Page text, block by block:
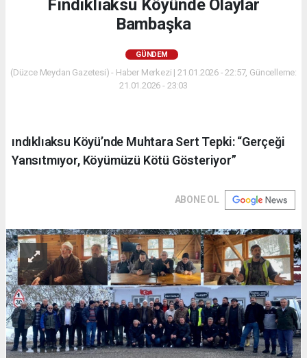
Fındıklıaksu Köyünde Olaylar
Bambaşka
GÜNDEM
(Düzce Meydan Gazetesi) - Haber Merkezi | 21.01.2026 - 22:57, Güncelleme:
21.01.2026 - 23:03
ındıklıaksu Köyü’nde Muhtara Sert Tepki: “Gerçeği
Yansıtmıyor, Köyümüzü Kötü Gösteriyor”
ABONE OL